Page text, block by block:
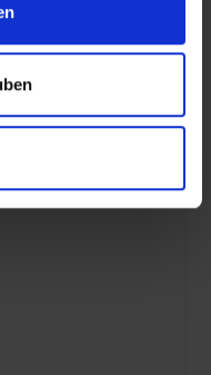
Team weniger